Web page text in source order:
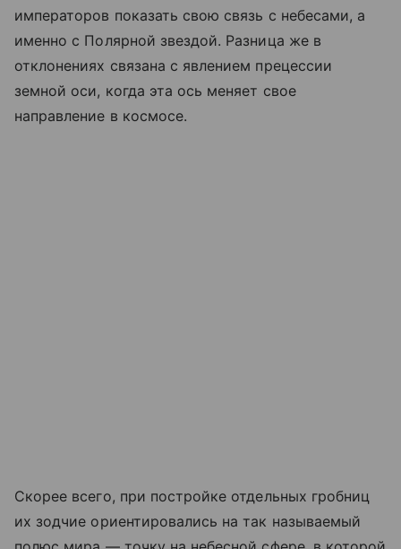
императоров показать свою связь с небесами, а
именно с Полярной звездой. Разница же в
отклонениях связана с явлением прецессии
земной оси, когда эта ось меняет свое
направление в космосе.
Скорее всего, при постройке отдельных гробниц
их зодчие ориентировались на так называемый